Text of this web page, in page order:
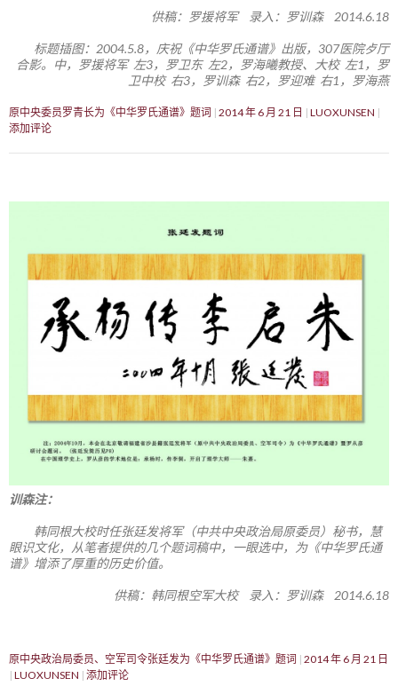
供稿：罗援将军 录入：罗训森 2014.6.18
标题插图：2004.5.8，庆祝《中华罗氏通谱》出版，307医院歺厅
合影。中，罗援将军 左3，罗卫东 左2，罗海曦教授、大校 左1，罗
卫中校 右3，罗训森 右2，罗迎难 右1，罗海燕
原中央委员罗青长为《中华罗氏通谱》题词 2014 年 6 月 21 日
LUOXUNSEN
添加评论
训森注：
韩同根大校时任张廷发将军（中共中央政治局原委员）秘书，慧
眼识文化，从笔者提供的几个题词稿中，一眼选中，为《中华罗氏通
谱》增添了厚重的历史价值。
供稿：韩同根空军大校 录入：罗训森 2014.6.18
原中央政治局委员、空军司令张廷发为《中华罗氏通谱》题词 2014 年 6 月 21 日
LUOXUNSEN 添加评论